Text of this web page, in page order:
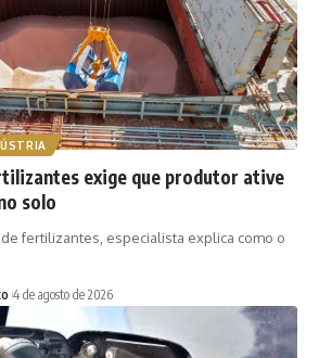
exige que produtor ative
solo
fertilizantes, especialista explica como o
4 de agosto de 2026